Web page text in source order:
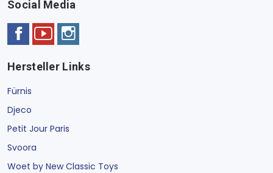
Social Media
Hersteller Links
Fürnis
Djeco
Petit Jour Paris
Svoora
Woet by New Classic Toys